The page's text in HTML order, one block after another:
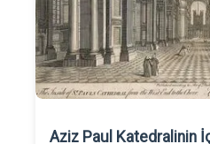
Aziz Paul Katedralinin